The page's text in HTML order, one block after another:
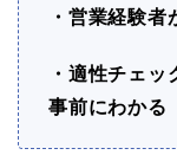
・営業経験
・適性チェ
事前にわかる